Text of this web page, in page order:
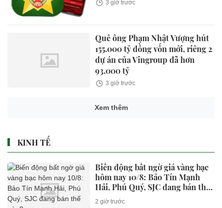
3 giờ trước
Quê ông Phạm Nhật Vượng hút
155.000 tỷ đồng vốn mới, riêng 2
dự án của Vingroup đã hơn
93.000 tỷ
3 giờ trước
Xem thêm
KINH TẾ
Biến động bất ngờ giá vàng bạc
hôm nay 10/8: Bảo Tín Mạnh
Hải, Phú Quý, SJC đang bán thế
nào?
2 giờ trước